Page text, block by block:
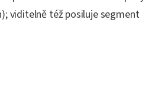
viditelně též posiluje segment